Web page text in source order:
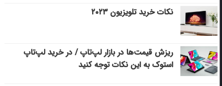
نکات خرید تلویزیون ۲۰۲۳
ریزش قیمت‌ها در بازار لپ‌تاپ / در خرید لپ‌تاپ
استوک به این نکات توجه کنید